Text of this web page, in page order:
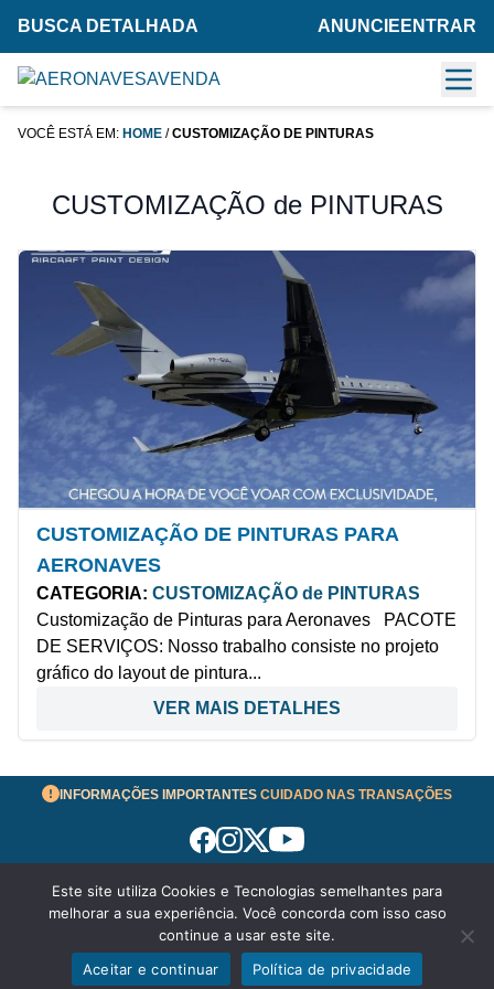
BUSCA DETALHADA ANUNCIE ENTRAR
VOCÊ ESTÁ EM: HOME /CUSTOMIZAÇÃO DE PINTURAS
CUSTOMIZAÇÃO de PINTURAS
CUSTOMIZAÇÃO DE PINTURAS PARA
AERONAVES
CATEGORIA: CUSTOMIZAÇÃO de PINTURAS
Customização de Pinturas para Aeronaves PACOTE
DE SERVIÇOS: Nosso trabalho consiste no projeto
gráfico do layout de pintura...
VER MAIS DETALHES
INFORMAÇÕES IMPORTANTES CUIDADO NAS TRANSAÇÕES
Termos de Uso
© 2026 aeronavesavenda.com | Todos os Direitos
Reservados!
Política de Privacidade
Este site utiliza Cookies e Tecnologias semelhantes para
melhorar a sua experiência. Você concorda com isso caso
continue a usar este site.
Aceitar e continuar
Política de privacidade